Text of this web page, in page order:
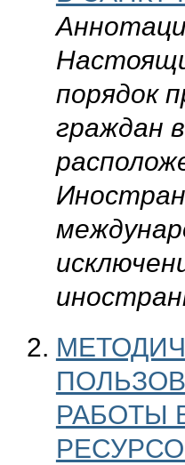
порядок
граждан
РАБОТЫ